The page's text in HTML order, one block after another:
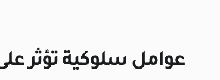
عوامل سلوكية تؤثر